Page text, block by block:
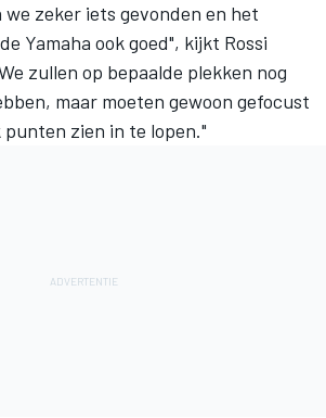
we zeker iets gevonden en het
Yamaha ook goed", kijkt Rossi
zullen op bepaalde plekken nog
maar moeten gewoon gefocust
zien in te lopen."